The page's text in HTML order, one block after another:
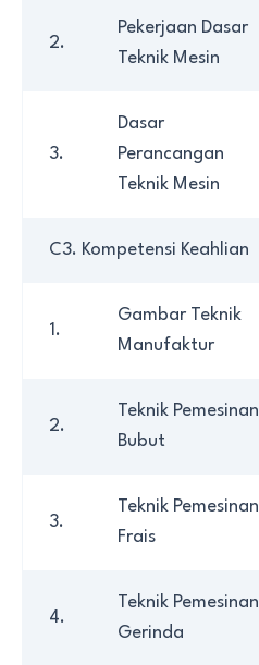
2.
Pekerjaan Dasar
Teknik Mesin
3.
Dasar
Perancangan
Teknik Mesin
C3. Kompetensi Keahlian
1.
Gambar Teknik
Manufaktur
2.
Teknik Pemesinan
Bubut
3.
Teknik Pemesinan
Frais
4.
Teknik Pemesinan
Gerinda